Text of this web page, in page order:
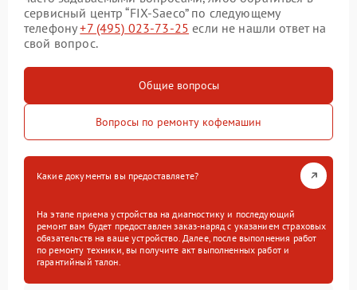
сервисный центр “FIX-Saeco” по следующему
телефону+7 (495) 023-73-25 если не нашли ответ на
свой вопрос.
Общие вопросы
Вопросы по ремонту кофемашин
Какие документы вы предоставляете?
На этапе приема устройства на диагностику и последующий
ремонт вам будет предоставлен заказ-наряд с указанием страховых
обязательств на ваше устройство. Далее, после выполнения работ
по ремонту техники, вы получите акт выполненных работ и
гарантийный талон.